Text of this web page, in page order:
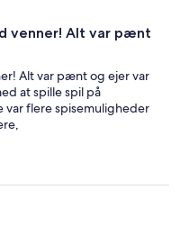
venner! Alt var pænt
Alt var pænt og ejer var
at spille spil på
var flere spisemuligheder